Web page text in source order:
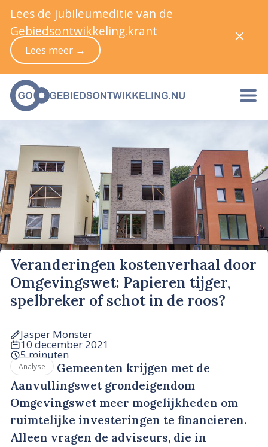
Veranderingen kostenverhaal door
Omgevingswet: Papieren tijger,
spelbreker of schot in de roos?
Jasper Monster
10 december 2021
5 minuten
Analyse
Gemeenten krijgen met de
Aanvullingswet grondeigendom
Omgevingswet meer mogelijkheden om
ruimtelijke investeringen te financieren.
Alleen vragen de adviseurs, die in
Lees de jubileumeditie van de
Gebiedsontwikkeling.krant
Lees meer →